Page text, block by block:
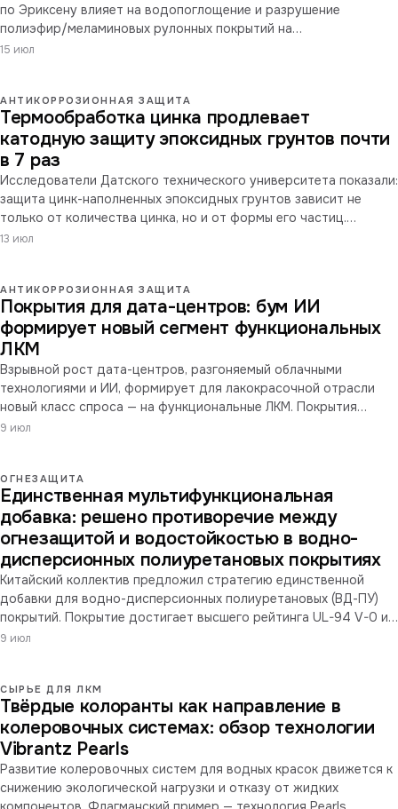
по Эриксену влияет на водопоглощение и разрушение
полиэфир/меламиновых рулонных покрытий на
горячеоцинкованной стали. Установлен критический порог
15 июл
АНТИКОРРОЗИОННАЯ ЗАЩИТА
Термообработка цинка продлевает
катодную защиту эпоксидных грунтов почти
в 7 раз
Исследователи Датского технического университета показали:
защита цинк-наполненных эпоксидных грунтов зависит не
только от количества цинка, но и от формы его частиц.
Простая термообработка порошка формирует угловатые
снижая ползучесть ржавчины, без изменения пигментного
состава.
13 июл
АНТИКОРРОЗИОННАЯ ЗАЩИТА
Покрытия для дата-центров: бум ИИ
формирует новый сегмент функциональных
ЛКМ
Взрывной рост дата-центров, разгоняемый облачными
технологиями и ИИ, формирует для лакокрасочной отрасли
новый класс спроса — на функциональные ЛКМ. Покрытия
перестают быть просто защитой от коррозии: они экранируют
критичного оборудования.
9 июл
ОГНЕЗАЩИТА
Единственная мультифункциональная
добавка: решено противоречие между
огнезащитой и водостойкостью в водно-
дисперсионных полиуретановых покрытиях
Китайский коллектив предложил стратегию единственной
добавки для водно-дисперсионных полиуретановых (ВД-ПУ)
покрытий. Покрытие достигает высшего рейтинга UL-94 V-0 и
кислородного индекса выше 33%, сохраняя краевой угол
9 июл
СЫРЬЕ ДЛЯ ЛКМ
Твёрдые колоранты как направление в
колеровочных системах: обзор технологии
Vibrantz Pearls
Развитие колеровочных систем для водных красок движется к
снижению экологической нагрузки и отказу от жидких